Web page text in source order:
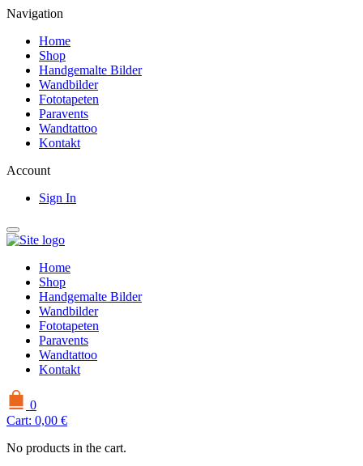
Navigation
Home
Shop
Handgemalte Bilder
Wandbilder
Fototapeten
Paravents
Wandtattoo
Kontakt
Account
Sign In
Home
Shop
Handgemalte Bilder
Wandbilder
Fototapeten
Paravents
Wandtattoo
Kontakt
0
Cart: 0,00 €
No products in the cart.